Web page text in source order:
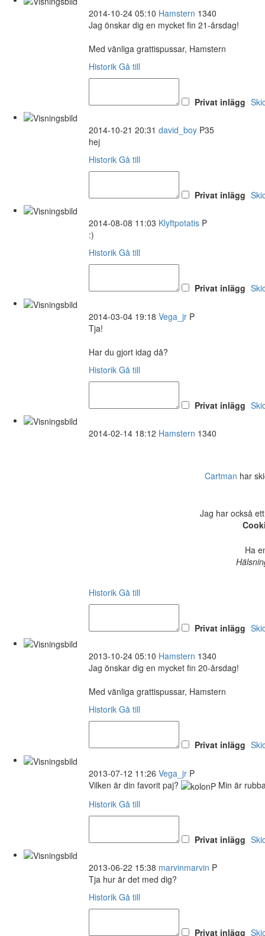
2014-10-24 05:10 Hamstern 1340
Jag önskar dig en mycket fin 21-årsdag!
Med vänliga grattispussar, Hamstern
Historik Gå till
Privat inlägg
2014-10-21 20:31 david_boy P35
hej
Historik Gå till
Privat inlägg
2014-08-08 11:03 Klyftpotatis P
:)
Historik Gå till
Privat inlägg
2014-03-04 19:18 Vega_jr P
Tja!
Har du gjort idag då?
Historik Gå till
Privat inlägg
2014-02-14 18:12 Hamstern 1340
Cartman har
Jag har också
Ha
Historik Gå till
Privat inlägg
2013-10-24 05:10 Hamstern 1340
Jag önskar dig en mycket fin 20-årsdag!
Med vänliga grattispussar, Hamstern
Historik Gå till
Privat inlägg
2013-07-12 11:26 Vega_jr P
Vilken är din favorit paj?
Min är
Historik Gå till
Privat inlägg
2013-06-22 15:38 marvinmarvin P
Tja hur är det med dig?
Historik Gå till
Privat inlägg